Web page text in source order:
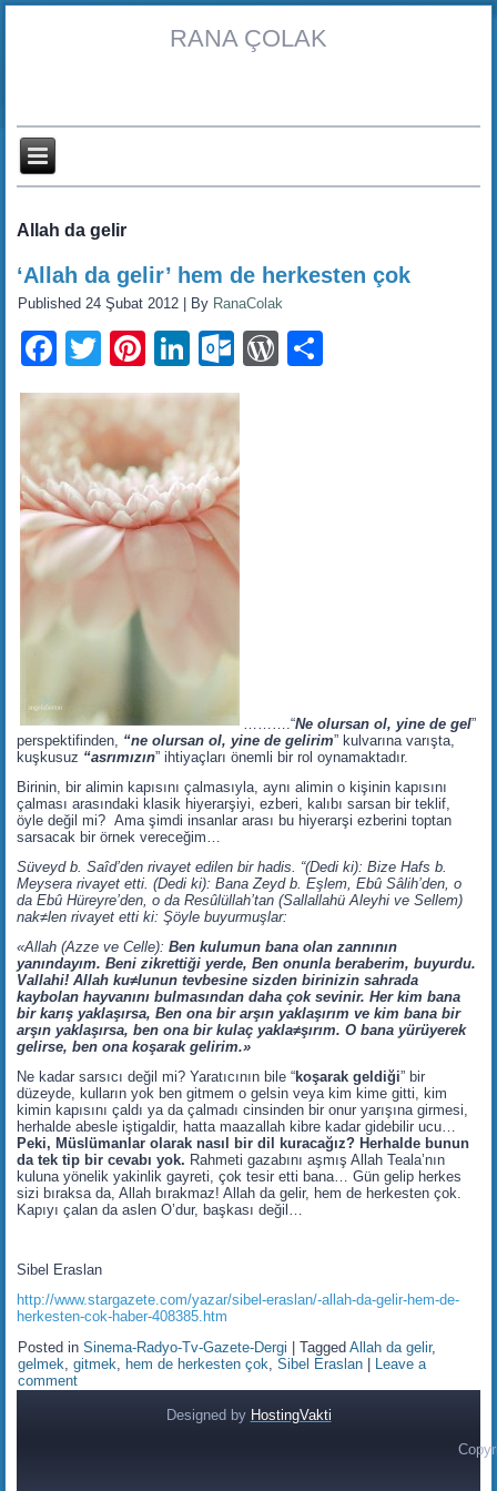
RANA ÇOLAK
Allah da gelir
‘Allah da gelir’ hem de herkesten çok
Published 24 Şubat 2012 By RanaColak
Facebook
TwitterPinterest
LinkedIn
Outlook.com
WordPress
……….“Ne olursan ol, yine de gel”
perspektifinden, “ne olursan ol, yine de gelirim” kulvarına varışta,
kuşkusuz “asrımızın” ihtiyaçları önemli bir rol oynamaktadır.
Birinin, bir alimin kapısını çalmasıyla, aynı alimin o kişinin kapısını
çalması arasındaki klasik hiyerarşiyi, ezberi, kalıbı sarsan bir teklif,
öyle değil mi? Ama şimdi insanlar arası bu hiyerarşi ezberini toptan
sarsacak bir örnek vereceğim…
Süveyd b. Saîd’den rivayet edilen bir hadis. “(Dedi ki): Bize Hafs b.
Meysera rivayet etti. (Dedi ki): Bana Zeyd b. Eşlem, Ebû Sâlih’den, o
da Ebû Hüreyre’den, o da Resûlüllah’tan (Sallallahü Aleyhi ve Sellem)
nak≠len rivayet etti ki: Şöyle buyurmuşlar:
«Allah (Azze ve Celle):Ben kulumun bana olan zannının
yanındayım. Beni zikrettiği yerde, Ben onunla beraberim, buyurdu.
Vallahi! Allah ku≠lunun tevbesine sizden birinizin sahrada
kaybolan hayvanını bulmasından daha çok sevinir. Her kim bana
bir karış yaklaşırsa, Ben ona bir arşın yaklaşırım ve kim bana bir
arşın yaklaşırsa, ben ona bir kulaç yakla≠şırım. O bana yürüyerek
gelirse, ben ona koşarak gelirim.»
Ne kadar sarsıcı değil mi? Yaratıcının bile “koşarak geldiği” bir
düzeyde, kulların yok ben gitmem o gelsin veya kim kime gitti, kim
kimin kapısını çaldı ya da çalmadı cinsinden bir onur yarışına girmesi,
herhalde abesle iştigaldir, hatta maazallah kibre kadar gidebilir ucu…
Peki, Müslümanlar olarak nasıl bir dil kuracağız? Herhalde bunun
da tek tip bir cevabı yok. Rahmeti gazabını aşmış Allah Teala’nın
kuluna yönelik yakinlik gayreti, çok tesir etti bana… Gün gelip herkes
sizi bıraksa da, Allah bırakmaz! Allah da gelir, hem de herkesten çok.
Kapıyı çalan da aslen O’dur, başkası değil…
Sibel Eraslan
http://www.stargazete.com/yazar/sibel-eraslan/-allah-da-gelir-hem-de-
herkesten-cok-haber-408385.htm
Posted in Sinema-Radyo-Tv-Gazete-Dergi |Tagged Allah da gelir,
gelmek,gitmek, hem de herkesten çok,Sibel Eraslan
Leave a
comment
Designed by HostingVakti